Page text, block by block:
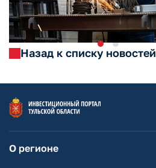
Назад к списку новостей
О регионе